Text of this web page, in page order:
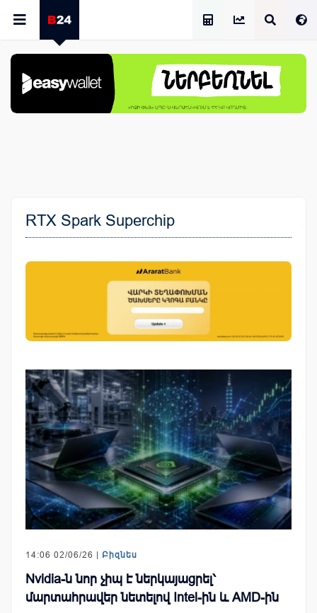
RTX Spark Superchip
14:06 02/06/26 | Բիզնես
Nvidia-ն նոր չիպ է ներկայացրել՝
մարտահրավեր նետելով Intel-ին և AMD-ին